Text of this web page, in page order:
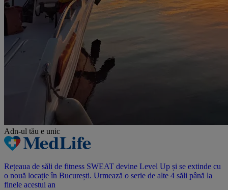
Adn-ul tău e unic
Rețeaua de săli de fitness SWEAT devine Level Up și se extinde cu
o nouă locație în București. Urmează o serie de alte 4 săli până la
finele acestui an